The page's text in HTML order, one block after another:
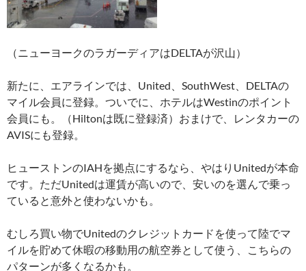
（ニューヨークのラガーディアはDELTAが沢山）
新たに、エアラインでは、United、SouthWest、DELTAの
マイル会員に登録。ついでに、ホテルはWestinのポイント
会員にも。（Hiltonは既に登録済）おまけで、レンタカーの
AVISにも登録。
ヒューストンのIAHを拠点にするなら、やはりUnitedが本命
です。ただUnitedは運賃が高いので、安いのを選んで乗っ
ていると意外と使わないかも。
むしろ買い物でUnitedのクレジットカードを使って陸でマ
イルを貯めて休暇の移動用の航空券として使う、こちらの
パターンが多くなるかも。